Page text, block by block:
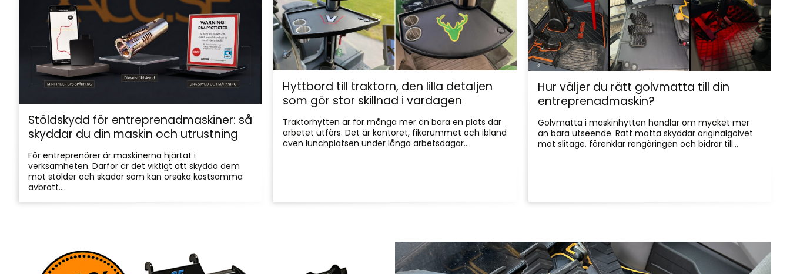
Stöldskydd för entreprenadmaskiner: så
skyddar du din maskin och utrustning
För entreprenörer är maskinerna hjärtat i
verksamheten. Därför är det viktigt att skydda dem
mot stölder och skador som kan orsaka kostsamma
avbrott....
Hyttbord till traktorn, den lilla detaljen
som gör stor skillnad i vardagen
Traktorhytten är för många mer än bara en plats där
arbetet utförs. Det är kontoret, fikarummet och ibland
även lunchplatsen under långa arbetsdagar....
Hur väljer du rätt golvmatta till din
entreprenadmaskin?
Golvmatta i maskinhytten handlar om mycket mer
än bara utseende. Rätt matta skyddar originalgolvet
mot slitage, förenklar rengöringen och bidrar till...